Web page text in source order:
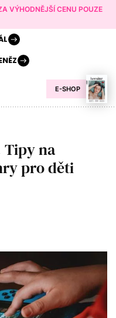
VÝHODNĚJŠÍ CENU POUZE
E-SHOP
Tipy na
pro děti